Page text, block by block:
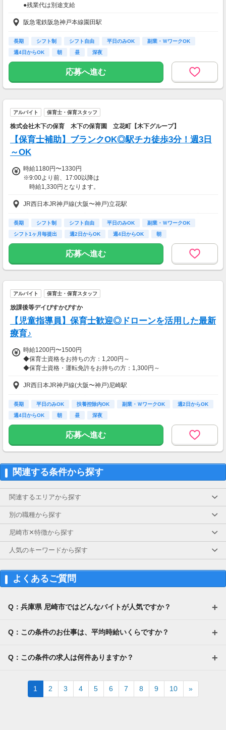
●残業代は別途支給
（残業は基本ありません）
※残業や持ち帰り業務はありません。
※時間や日数はお気軽にご相談ください。
阪急電鉄阪急神戸本線園田駅
長期 シフト制 シフト自由 平日のみOK
副業・ＷワークOK
週4日からOK
朝 昼 深夜
応募へ進む
アルバイト 保育士・保育スタッフ
株式会社木下の保育 木下の保育園 立花町【木下グループ】
【保育士補助】ブランクOK◎駅チカ徒歩3分！週3日
～OK
時給1180円〜1330円
※9:00より前、17:00以降は
時給1,330円となります。
【交通費】
一部支給
JR西日本JR神戸線(大阪〜神戸)立花駅
長期 シフト制 シフト自由 平日のみOK
副業・ＷワークOK
シフト1ヶ月毎提出
週2日からOK 週4日からOK 朝
応募へ進む
アルバイト 保育士・保育スタッフ
放課後等デイぴすかぴすか
【児童指導員】保育士歓迎◎ドローンを活用した最新
療育♪
時給1200円〜1500円
◆保育士資格をお持ちの方：1,200円～
◆保育士資格・運転免許をお持ちの方：1,300円～
【交通費】
一部支給
JR西日本JR神戸線(大阪〜神戸)尼崎駅
長期 平日のみOK 扶養控除内OK 副業・ＷワークOK
週2日からOK
週4日からOK
朝 昼 深夜
応募へ進む
関連する条件から探す
関連するエリアから探す
別の職種から探す
尼崎市✕特徴から探す
人気のキーワードから探す
よくあるご質問
Q：兵庫県 尼崎市ではどんなバイトが人気ですか？
Q：この条件のお仕事は、平均時給いくらですか？
Q：この条件の求人は何件ありますか？
1 2 3 4 5 6 7 8 9 10 »Next